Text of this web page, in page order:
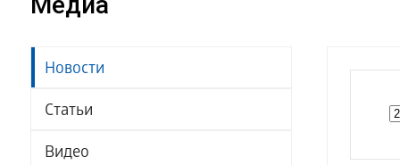
Новости
Статьи
Видео